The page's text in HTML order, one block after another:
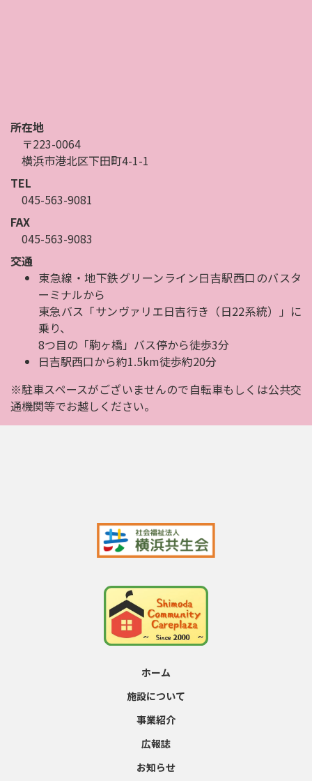
所在地
〒223-0064
横浜市港北区下田町4-1-1
TEL
045-563-9081
FAX
045-563-9083
交通
東急線・地下鉄グリーンライン日吉駅西口のバスタ
ーミナルから
東急バス「サンヴァリエ日吉行き（日22系統）」に
乗り、
8つ目の「駒ヶ橋」バス停から徒歩3分
日吉駅西口から約1.5km徒歩約20分
※駐車スペースがございませんので自転車もしくは公共交
通機関等でお越しください。
ホーム
施設について
事業紹介
広報誌
お知らせ